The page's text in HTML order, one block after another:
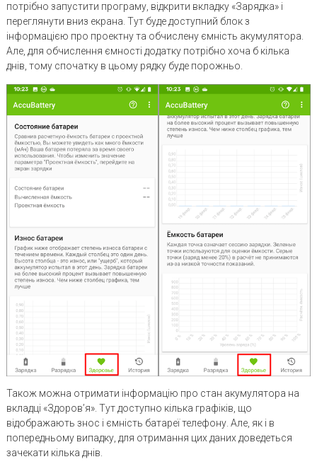
потрібно запустити програму, відкрити вкладку «Зарядка» і
переглянути вниз екрана. Тут буде доступний блок з
інформацією про проектну та обчислену ємність акумулятора.
Але, для обчислення ємності додатку потрібно хоча б кілька
днів, тому спочатку в цьому рядку буде порожньо.
Також можна отримати інформацію про стан акумулятора на
вкладці «Здоров’я». Тут доступно кілька графіків, що
відображають знос і ємність батареї телефону. Але, як і в
попередньому випадку, для отримання цих даних доведеться
зачекати кілька днів.